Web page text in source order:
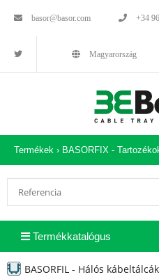
basor@basor.com +34
Magyarország
Termékek › BASORFIX -
Termékkatalógus
BASORFIL - Hálós kábeltálcák